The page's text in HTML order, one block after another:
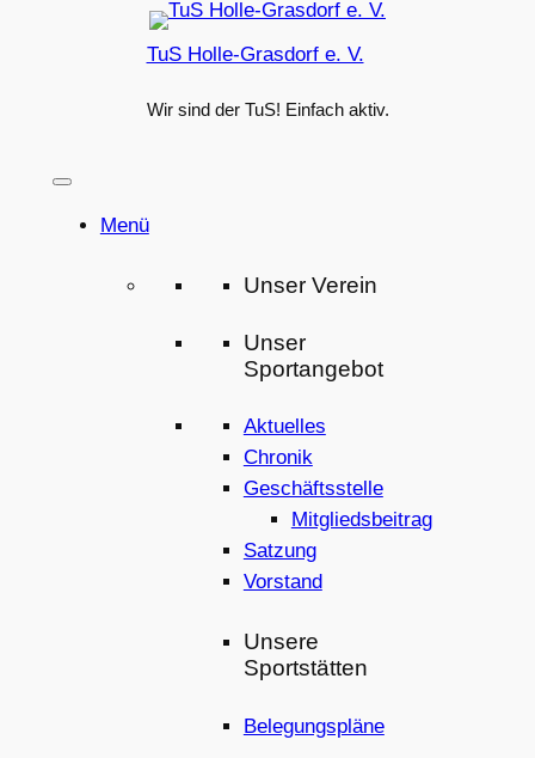
TuS Holle-Grasdorf e. V.
Wir sind der TuS! Einfach aktiv.
Menü
Unser Verein
Unser
Sportangebot
Aktuelles
Chronik
Geschäftsstelle
Mitgliedsbeitrag
Satzung
Vorstand
Unsere
Sportstätten
Belegungspläne